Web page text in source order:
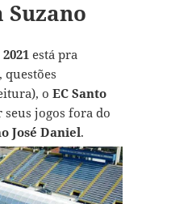
está pra
questões
o EC Santo
jogos fora do
José Daniel.